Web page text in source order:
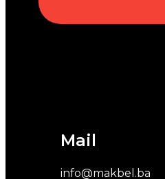
Mail
info@makbel.ba